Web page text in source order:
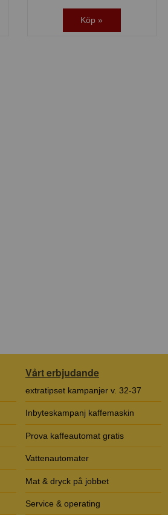
Köp »
Vårt erbjudande
extratipset kampanjer v. 32-37
Inbyteskampanj kaffemaskin
Prova kaffeautomat gratis
Vattenautomater
Mat & dryck på jobbet
Service & operating